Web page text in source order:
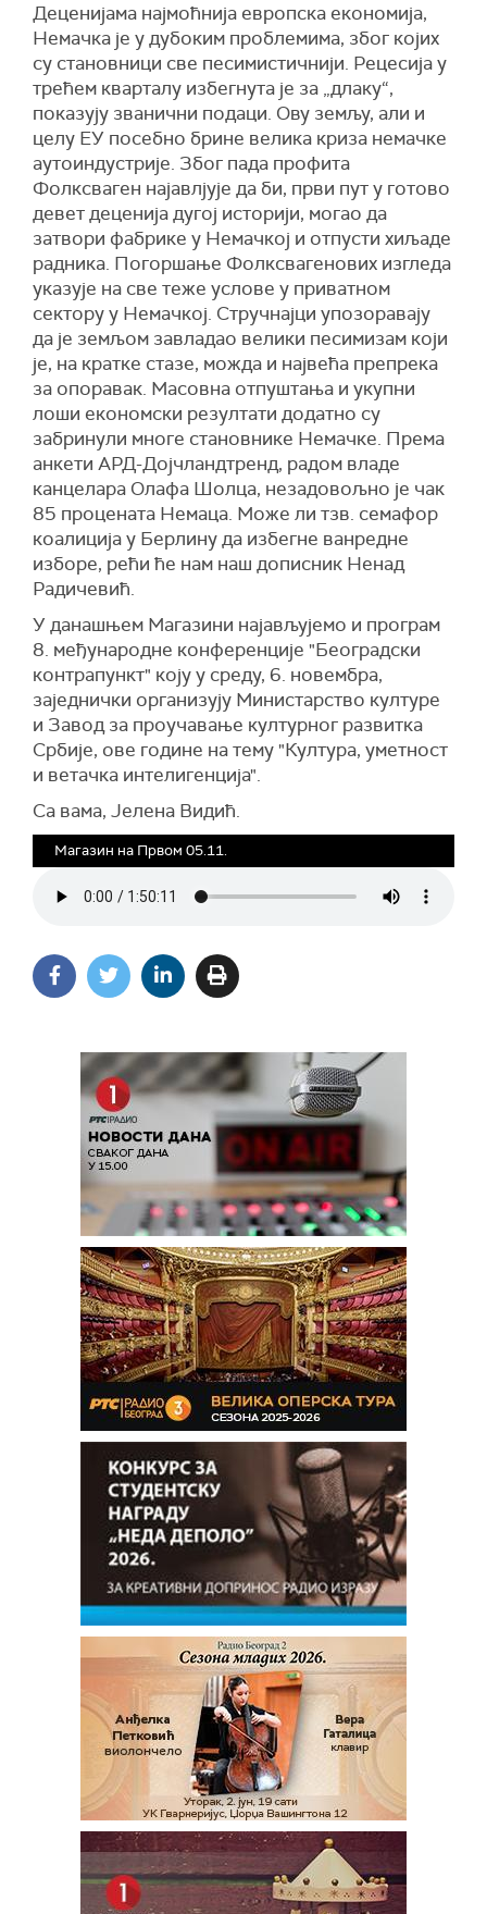
Деценијама најмоћнија европска економија,
Немачка је у дубоким проблемима, због којих
су становници све песимистичнији. Рецесија у
трећем кварталу избегнута је за „длаку“,
показују званични подаци. Ову земљу, али и
целу ЕУ посебно брине велика криза немачке
аутоиндустрије. Због пада профита
Фолксваген најавлјује да би, први пут у готово
девет деценија дугој историји, могао да
затвори фабрике у Немачкој и отпусти хиљаде
радника. Погоршање Фолксвагенових изгледа
указује на све теже услове у приватном
сектору у Немачкој. Стручнајци упозоравају
да је земљом завладао велики песимизам који
је, на кратке стазе, можда и највећа препрека
за опоравак. Масовна отпуштања и укупни
лоши економски резултати додатно су
забринули многе становнике Немачке. Према
анкети АРД-Дојчландтренд, радом владе
канцелара Олафа Шолца, незадовољно је чак
85 процената Немаца. Може ли тзв. семафор
коалиција у Берлину да избегне ванредне
изборе, рећи ће нам наш дописник Ненад
Радичевић.
У данашњем Магазини најављујемо и програм
8. међународне конференције "Београдски
контрапункт" коју у среду, 6. новембра,
заједнички организују Министарство културе
и Завод за проучавање културног развитка
Србије, ове године на тему "Култура, уметност
и ветачка интелигенција".
Са вама, Јелена Видић.
Магазин на Првом 05.11.